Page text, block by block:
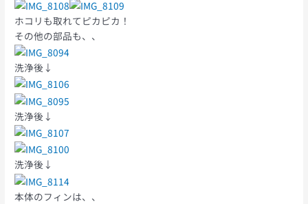
ホコリも取れてピカピカ！
その他の部品も、、
洗浄後↓
洗浄後↓
洗浄後↓
本体のフィンは、、